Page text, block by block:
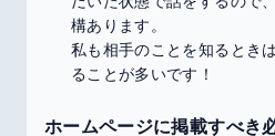
構あります。
私も相手のことを知るとき
ることが多いです！
ホームページに掲載すべき